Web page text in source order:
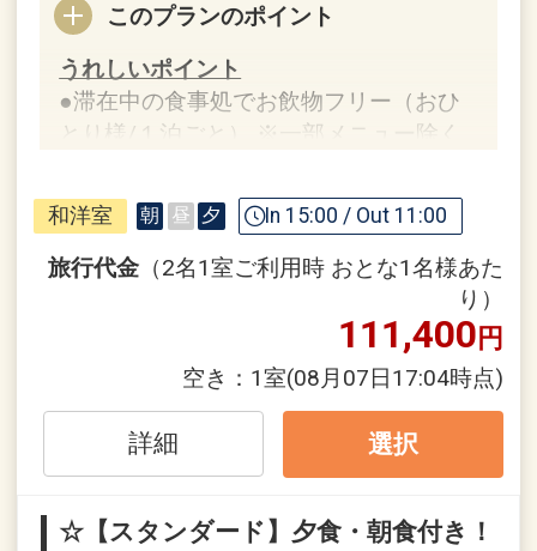
このプランのポイント
うれしいポイント
●滞在中の食事処でお飲物フリー（おひ
とり様/１泊ごと） ※一部メニュー除く
設定期間：2026年4月1日～2026年9月
30日
和洋室 朝 昼 夕 In 15:00 / Out 11:00
旅行代金 （2名1室ご利用時 おとな1名様あた
り）
111,400円
空き： 1室(08月07日17:04時点)
詳細 選択
☆【スタンダード】夕食・朝食付き！